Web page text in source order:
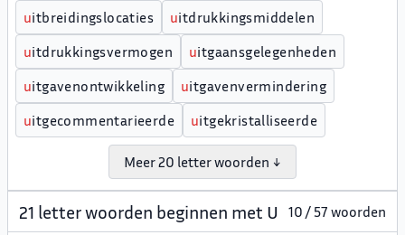
uitbreidingslocaties uitdrukkingsmiddelen
uitdrukkingsvermogen uitgaansgelegenheden
uitgavenontwikkeling uitgavenvermindering
uitgecommentarieerde uitgekristalliseerde
Meer 20 letter woorden ↓
21 letter woorden beginnen met U 10 / 57 woorden